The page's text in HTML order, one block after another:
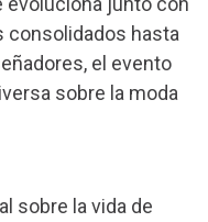
consolidados hasta
el evento
sobre la moda
sobre la vida de